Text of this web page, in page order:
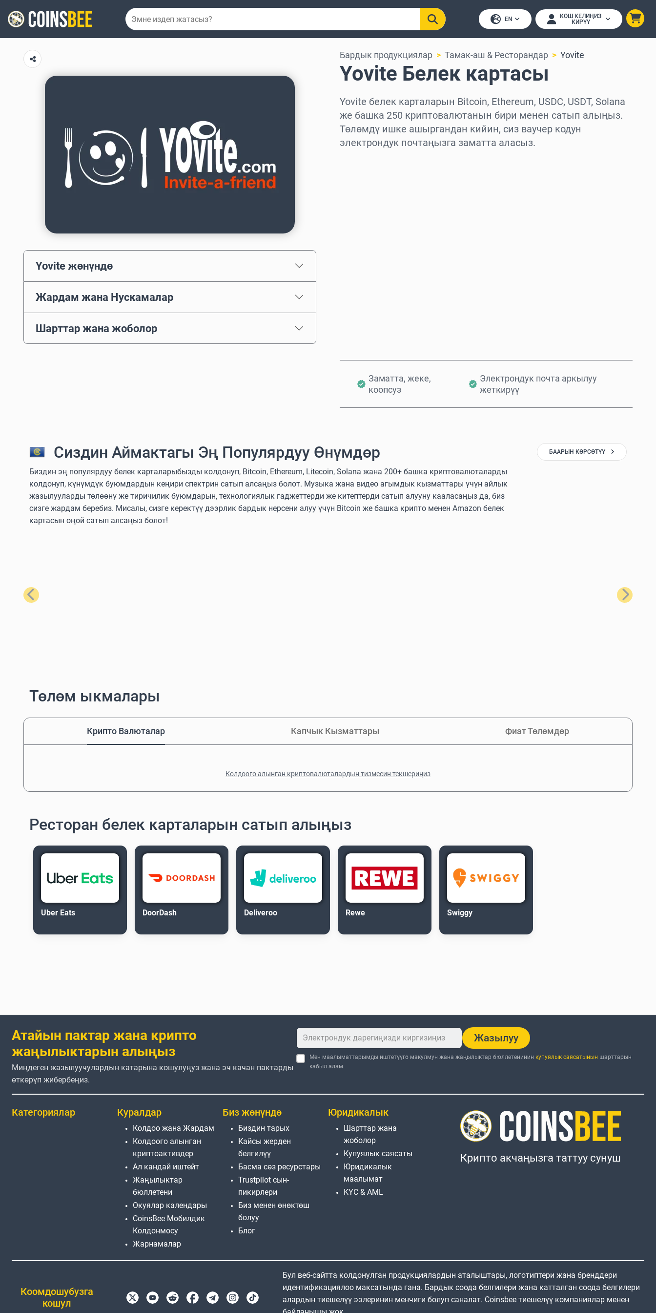
EN
КОШ КЕЛИҢИЗ
КИРҮҮ
Yovite жөнүндө
Жардам жана Нускамалар
Шарттар жана жоболор
Бардык продукциялар Тамак-аш & Ресторандар Yovite
Yovite Белек картасы
Yovite белек карталарын Bitcoin, Ethereum, USDC, USDT, Solana
же башка 250 криптовалютанын бири менен сатып алыңыз.
Төлөмдү ишке ашыргандан кийин, сиз ваучер кодун
электрондук почтаңызга заматта аласыз.
Заматта, жеке,
коопсуз
Электрондук почта аркылуу
жеткирүү
Сиздин Аймактагы Эң Популярдуу Өнүмдөр
Биздин эң популярдуу белек карталарыбызды колдонуп, Bitcoin, Ethereum, Litecoin, Solana жана 200+ башка криптовалюталарды
колдонуп, күнүмдүк буюмдардын кеңири спектрин сатып алсаңыз болот. Музыка жана видео агымдык кызматтары үчүн айлык
жазылууларды төлөөнү же тиричилик буюмдарын, технологиялык гаджеттерди же китептерди сатып алууну кааласаңыз да, биз
сизге жардам беребиз. Мисалы, сизге керектүү дээрлик бардык нерсени алуу үчүн Bitcoin же башка крипто менен Amazon белек
картасын оңой сатып алсаңыз болот!
БААРЫН КӨРСӨТҮҮ
Мурунку Кийинки
Төлөм ыкмалары
Крипто Валюталар Капчык Кызматтары Фиат Төлөмдөр
Колдоого алынган криптовалюталардын тизмесин текшериңиз
Ресторан белек карталарын сатып алыңыз
Uber Eats DoorDash Deliveroo Rewe Swiggy
Атайын пактар жана крипто
жаңылыктарын алыңыз
Миңдеген жазылуучулардын катарына кошулуңуз жана эч качан пактарды
өткөрүп жибербеңиз.
Жазылуу
Мен маалыматтарымды иштетүүгө макулмун жана жаңылыктар бюллетенинин купуялык саясатынын шарттарын
кабыл алам.
Категориялар Куралдар
Колдоо жана Жардам
Колдоого алынган
криптоактивдер
Ал кандай иштейт
Жаңылыктар
бюллетени
Окуялар календары
CoinsBee Мобилдик
Колдонмосу
Жарнамалар
Биз жөнүндө
Биздин тарых
Кайсы жерден
белгилүү
Басма сөз ресурстары
Trustpilot сын-
пикирлери
Биз менен өнөктөш
болуу
Блог
Юридикалык
Шарттар жана
жоболор
Купуялык саясаты
Юридикалык
маалымат
KYC & AML
Крипто акчаңызга таттуу сунуш
Коомдошубузга
кошул
Бул веб-сайтта колдонулган продукциялардын аталыштары, логотиптери жана бренддери
идентификациялоо максатында гана. Бардык соода белгилери жана катталган соода белгилери
алардын тиешелүү ээлеринин менчиги болуп саналат. Coinsbee тиешелүү компаниялар менен